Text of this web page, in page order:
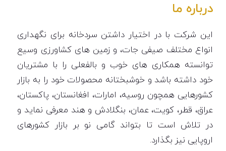
درباره ما
این شرکت با در اختیار داشتن سردخانه برای نگهداری
انواع مختلف صیفی جات، و زمین های کشاورزی وسیع
توانسته همکاری های خوب و بالفعلی را با مشتریان
خود داشته باشد و خوشبختانه محصولات خود را به بازار
کشورهایی همچون روسیه، امارات، افغانستان، پاکستان،
عراق، قطر، کویت، عمان، بنگلادش و هند معرفی نماید و
در تلاش است تا بتواند گامی نو بر بازار کشورهای
اروپایی نیز بگذارد.